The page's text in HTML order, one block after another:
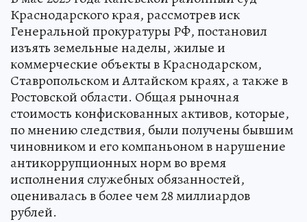
Краснодарского края, рассмотрев иск
Генеральной прокуратуры РФ, постановил
изъять земельные наделы, жилые и
коммерческие объекты в Краснодарском,
Ставропольском и Алтайском краях, а также в
Ростовской области. Общая рыночная
стоимость конфискованных активов, которые,
по мнению следствия, были получены бывшим
чиновником и его компаньоном в нарушение
антикоррупционных норм во время
исполнения служебных обязанностей,
оценивалась в более чем 28 миллиардов
рублей.